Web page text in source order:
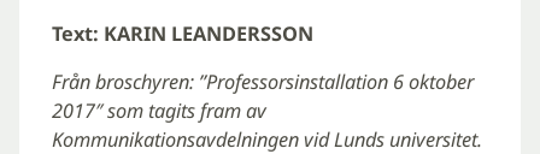
Text: KARIN LEANDERSSON
Från broschyren: ”Professorsinstallation 6 oktober
2017″ som tagits fram av
Kommunikationsavdelningen vid Lunds universitet.